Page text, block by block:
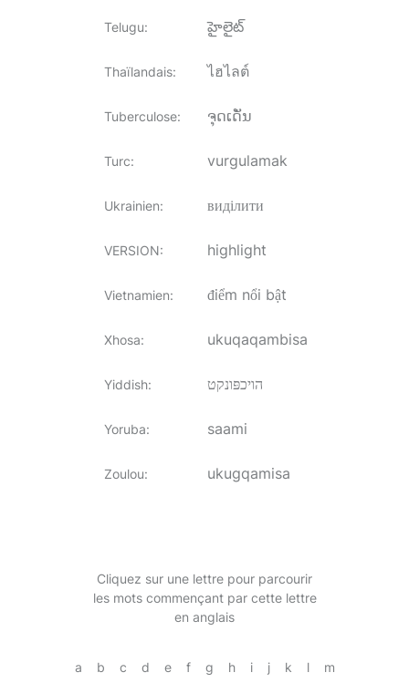
Telugu: హైలైట్
Thaïlandais: ไฮไลต์
Tuberculose: ຈຸດເດັ່ນ
Turc: vurgulamak
Ukrainien: виділити
VERSION: highlight
Vietnamien: điểm nổi bật
Xhosa: ukuqaqambisa
Yiddish: הויכפּונקט
Yoruba: saami
Zoulou: ukugqamisa
Cliquez sur une lettre pour parcourir
les mots commençant par cette lettre
en anglais
a b c d e f g h i j k l m